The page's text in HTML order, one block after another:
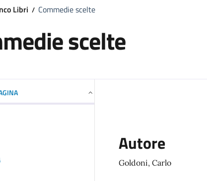
Libri Commedie scelte
scelte
Autore
Goldoni, Carlo